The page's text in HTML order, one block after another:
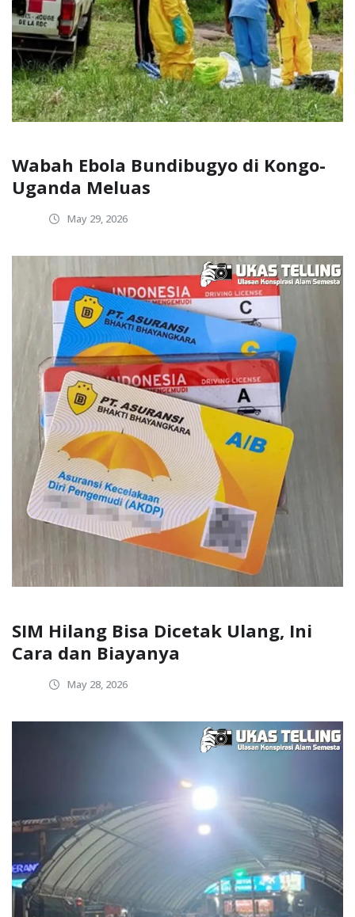
Wabah Ebola Bundibugyo di Kongo-
Uganda Meluas
May 29, 2026
SIM Hilang Bisa Dicetak Ulang, Ini
Cara dan Biayanya
May 28, 2026